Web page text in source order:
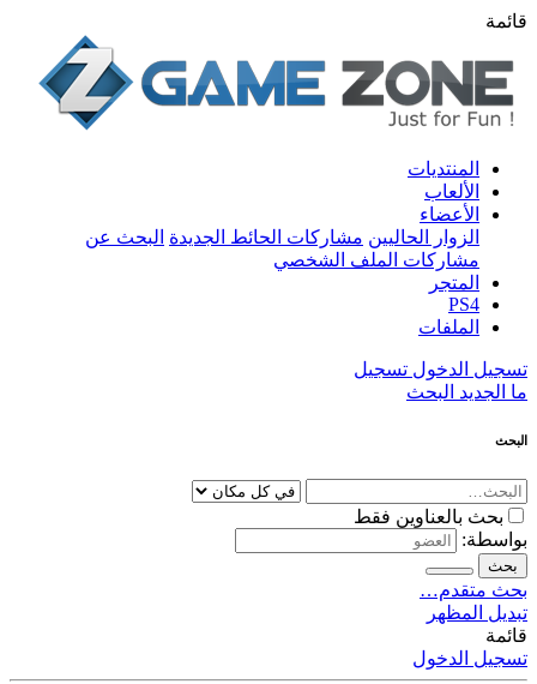
قائمة
المنتديات
الألعاب
الأعضاء
الزوار الحاليين مشاركات الحائط الجديدة البحث عن
مشاركات الملف الشخصي
المتجر
PS4
الملفات
تسجيل الدخول تسجيل
ما الجديد البحث
البحث
بحث بالعناوين فقط
بواسطة:
بحث
بحث متقدم…
تبديل المظهر
قائمة
تسجيل الدخول